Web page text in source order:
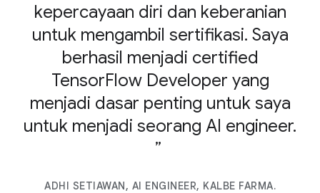
kepercayaan diri dan keberanian
untuk mengambil sertifikasi. Saya
berhasil menjadi certified
TensorFlow Developer yang
menjadi dasar penting untuk saya
untuk menjadi seorang AI engineer.
ADHI SETIAWAN, AI ENGINEER, KALBE FARMA.